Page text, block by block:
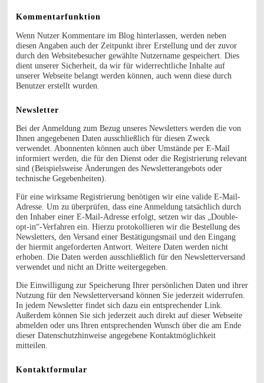
Kommentarfunktion
Wenn Nutzer Kommentare im Blog hinterlassen, werden neben
diesen Angaben auch der Zeitpunkt ihrer Erstellung und der zuvor
durch den Websitebesucher gewählte Nutzername gespeichert. Dies
dient unserer Sicherheit, da wir für widerrechtliche Inhalte auf
unserer Webseite belangt werden können, auch wenn diese durch
Benutzer erstellt wurden.
Newsletter
Bei der Anmeldung zum Bezug unseres Newsletters werden die von
Ihnen angegebenen Daten ausschließlich für diesen Zweck
verwendet. Abonnenten können auch über Umstände per E-Mail
informiert werden, die für den Dienst oder die Registrierung relevant
sind (Beispielsweise Änderungen des Newsletterangebots oder
technische Gegebenheiten).
Für eine wirksame Registrierung benötigen wir eine valide E-Mail-
Adresse. Um zu überprüfen, dass eine Anmeldung tatsächlich durch
den Inhaber einer E-Mail-Adresse erfolgt, setzen wir das „Double-
opt-in“-Verfahren ein. Hierzu protokollieren wir die Bestellung des
Newsletters, den Versand einer Bestätigungsmail und den Eingang
der hiermit angeforderten Antwort. Weitere Daten werden nicht
erhoben. Die Daten werden ausschließlich für den Newsletterversand
verwendet und nicht an Dritte weitergegeben.
Die Einwilligung zur Speicherung Ihrer persönlichen Daten und ihrer
Nutzung für den Newsletterversand können Sie jederzeit widerrufen.
In jedem Newsletter findet sich dazu ein entsprechender Link.
Außerdem können Sie sich jederzeit auch direkt auf dieser Webseite
abmelden oder uns Ihren entsprechenden Wunsch über die am Ende
dieser Datenschutzhinweise angegebene Kontaktmöglichkeit
mitteilen.
Kontaktformular